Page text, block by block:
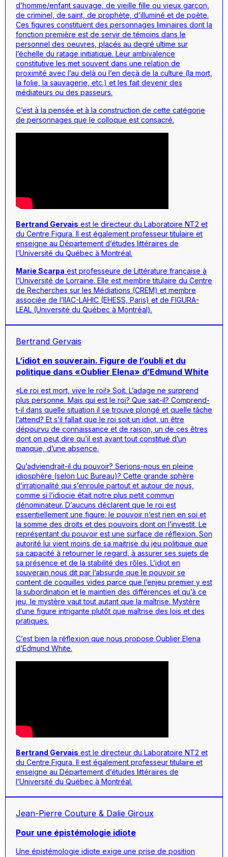
d’homme/enfant sauvage, de vieille fille ou vieux garçon,
de criminel, de saint, de prophète, d’illuminé et de poète.
Ces figures constituent des personnages liminaires dont la
fonction première est de servir de témoins dans le
personnel des oeuvres, placés au degré ultime sur
l’échelle du ratage initiatique. Leur ambivalence
constitutive les met souvent dans une relation de
proximité avec l’au delà ou l’en deçà de la culture (la mort,
la folie, la sauvagerie, etc.) et les fait devenir des
médiateurs ou des passeurs.
C’est à la pensée et à la construction de cette catégorie
de personnages que le colloque est consacré.
Bertrand Gervais est le directeur du Laboratoire NT2 et
du Centre Figura. Il est également professeur titulaire et
enseigne au Département d’études littéraires de
l’Université du Québec à Montréal.
Marie Scarpa est professeure de Littérature française à
l’Université de Lorraine. Elle est membre titulaire du Centre
de Recherches sur les Médiations (CREM) et membre
associée de l’IIAC-LAHIC (EHESS, Paris) et de FIGURA-
LEAL (Université du Québec à Montréal).
Bertrand Gervais
L’idiot en souverain. Figure de l’oubli et du
politique dans «Oublier Elena» d’Edmund White
«Le roi est mort, vive le roi!» Soit. L’adage ne surprend
plus personne. Mais qui est le roi? Que sait-il? Comprend-
t-il dans quelle situation il se trouve plongé et quelle tâche
l’attend? Et s’il fallait que le roi soit un idiot, un être
dépourvu de connaissance et de raison, un de ces êtres
dont on peut dire qu’il est avant tout constitué d’un
manque, d’une absence.
Qu’adviendrait-il du pouvoir? Serions-nous en pleine
idiosphère (selon Luc Bureau)? Cette grande sphère
d’irrationalité qui s’enroule partout et autour de nous,
comme si l’idiocie était notre plus petit commun
dénominateur. D’aucuns déclarent que le roi est
essentiellement une figure: le pouvoir n’est rien en soi et
la somme des droits et des pouvoirs dont on l’investit. Le
représentant du pouvoir est une surface de réflexion. Son
autorité lui vient moins de sa maitrise du jeu politique que
sa capacité à retourner le regard, à assurer ses sujets de
sa présence et de la stabilité des rôles. L’idiot en
souverain nous dit par l’absurde que le pouvoir se
content de coquilles vides parce que l’enjeu premier y est
la subordination et le maintien des différences et qu’à ce
jeu, le mystère vaut tout autant que la maîtrise. Mystère
d’une figure intrigante plutôt que maîtrise des lois et des
pratiques.
C’est bien la réflexion que nous propose Oublier Elena
d’Edmund White.
Bertrand Gervais est le directeur du Laboratoire NT2 et
du Centre Figura. Il est également professeur titulaire et
enseigne au Département d’études littéraires de
l’Université du Québec à Montréal.
Jean-Pierre Couture & Dalie Giroux
Pour une épistémologie idiote
Une épistémologie idiote exige une prise de position